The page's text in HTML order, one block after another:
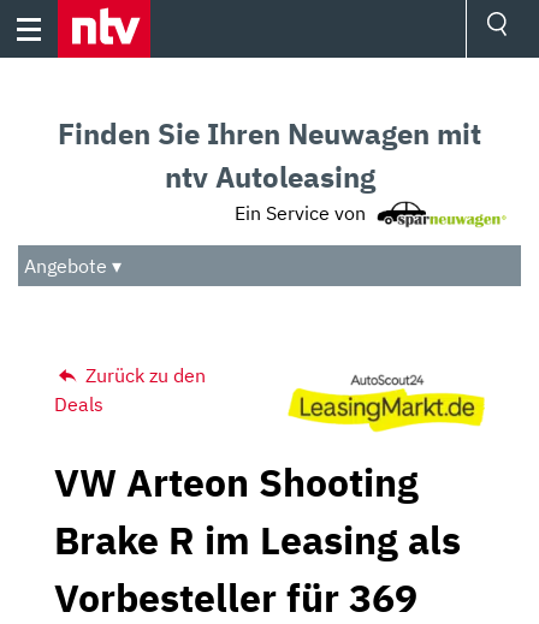
Skip
Audio
Das Beste
Finden Sie Ihren Neuwagen mit
ntv Autoleasing
Ein Service von
Angebote ▾
Zurück zu den
Deals
VW Arteon Shooting
Brake R im Leasing als
Vorbesteller für 369